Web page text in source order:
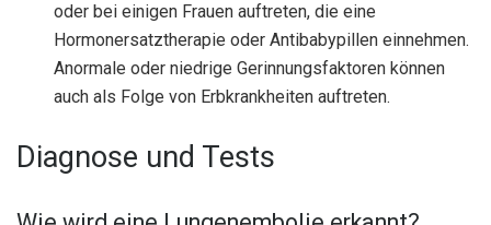
oder bei einigen Frauen auftreten, die eine
Hormonersatztherapie oder Antibabypillen einnehmen.
Anormale oder niedrige Gerinnungsfaktoren können
auch als Folge von Erbkrankheiten auftreten.
Diagnose und Tests